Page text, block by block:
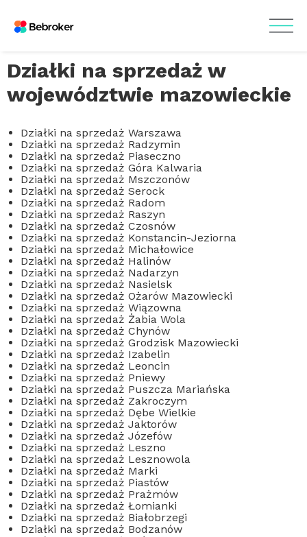
Działki na sprzedaż w
województwie mazowieckie
Działki na sprzedaż Warszawa
Działki na sprzedaż Radzymin
Działki na sprzedaż Piaseczno
Działki na sprzedaż Góra Kalwaria
Działki na sprzedaż Mszczonów
Działki na sprzedaż Serock
Działki na sprzedaż Radom
Działki na sprzedaż Raszyn
Działki na sprzedaż Czosnów
Działki na sprzedaż Konstancin-Jeziorna
Działki na sprzedaż Michałowice
Działki na sprzedaż Halinów
Działki na sprzedaż Nadarzyn
Działki na sprzedaż Nasielsk
Działki na sprzedaż Ożarów Mazowiecki
Działki na sprzedaż Wiązowna
Działki na sprzedaż Żabia Wola
Działki na sprzedaż Chynów
Działki na sprzedaż Grodzisk Mazowiecki
Działki na sprzedaż Izabelin
Działki na sprzedaż Leoncin
Działki na sprzedaż Pniewy
Działki na sprzedaż Puszcza Mariańska
Działki na sprzedaż Zakroczym
Działki na sprzedaż Dębe Wielkie
Działki na sprzedaż Jaktorów
Działki na sprzedaż Józefów
Działki na sprzedaż Leszno
Działki na sprzedaż Lesznowola
Działki na sprzedaż Marki
Działki na sprzedaż Piastów
Działki na sprzedaż Prażmów
Działki na sprzedaż Łomianki
Działki na sprzedaż Białobrzegi
Działki na sprzedaż Bodzanów